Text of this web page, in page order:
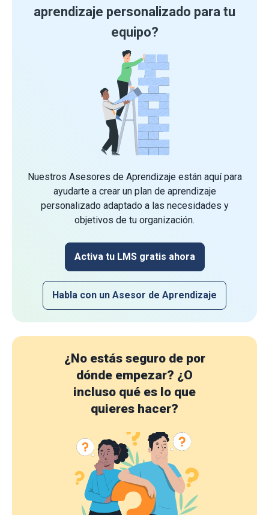
aprendizaje personalizado para tu
equipo?
Nuestros Asesores de Aprendizaje están aquí para
ayudarte a crear un plan de aprendizaje
personalizado adaptado a las necesidades y
objetivos de tu organización.
Activa tu LMS gratis ahora
Habla con un Asesor de Aprendizaje
¿No estás seguro de por
dónde empezar? ¿O
incluso qué es lo que
quieres hacer?